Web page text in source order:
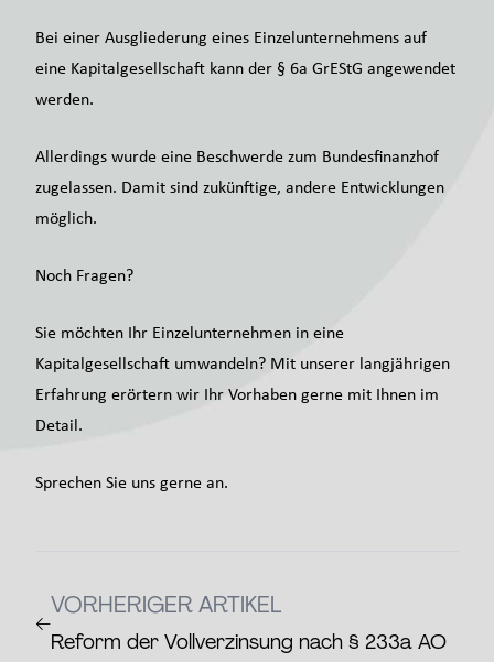
Bei einer Ausgliederung eines Einzelunternehmens auf
eine Kapitalgesellschaft kann der § 6a GrEStG angewendet
werden.
Allerdings wurde eine Beschwerde zum Bundesfinanzhof
zugelassen. Damit sind zukünftige, andere Entwicklungen
möglich.
Noch Fragen?
Sie möchten Ihr Einzelunternehmen in eine
Kapitalgesellschaft umwandeln? Mit unserer langjährigen
Erfahrung erörtern wir Ihr Vorhaben gerne mit Ihnen im
Detail.
Sprechen Sie uns gerne an.
←VORHERIGER ARTIKEL
Reform der Vollverzinsung nach § 233a AO